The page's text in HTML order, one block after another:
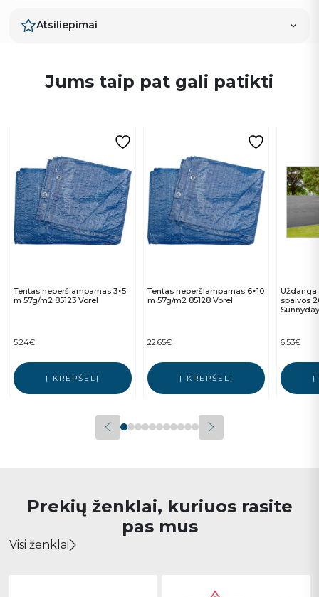
Atsiliepimai
Jums taip pat gali patikti
Tentas neperšlampamas 3×5
m 57g/m2 85123 Vorel
5.24€
Į KREPŠELĮ
Tentas neperšlampamas 6×10
m 57g/m2 85128 Vorel
22.65€
Į KREPŠELĮ
Uždanga
spalvos
6.53€
Į
Prekių ženklai, kuriuos rasite
pas mus
Visi ženklai